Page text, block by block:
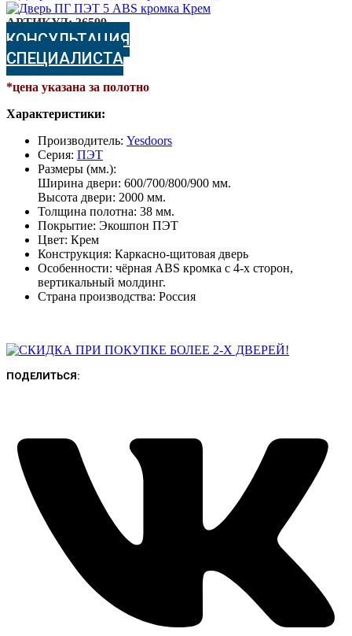
АРТИКУЛ:36599
КОНСУЛЬТАЦИЯ
СПЕЦИАЛИСТА
*цена указана за полотно
Характеристики:
Производитель: Yesdoors
Серия: ПЭТ
Размеры (мм.):
Ширина двери: 600/700/800/900 мм.
Высота двери: 2000 мм.
Толщина полотна: 38 мм.
Покрытие: Экошпон ПЭТ
Цвет: Крем
Конструкция: Каркасно-щитовая дверь
Особенности: чёрная ABS кромка с 4-х сторон,
вертикальный молдинг.
Страна производства: Россия
ПОДЕЛИТЬСЯ: